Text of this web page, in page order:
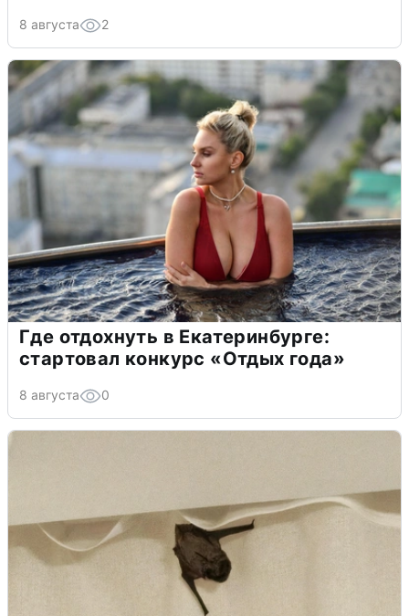
8 августа 2
Где отдохнуть в Екатеринбурге:
стартовал конкурс «Отдых года»
8 августа 0